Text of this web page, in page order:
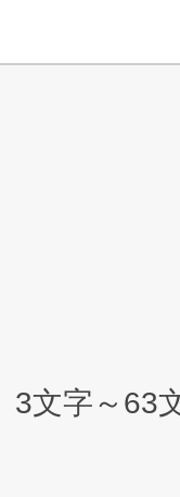
3文字～63